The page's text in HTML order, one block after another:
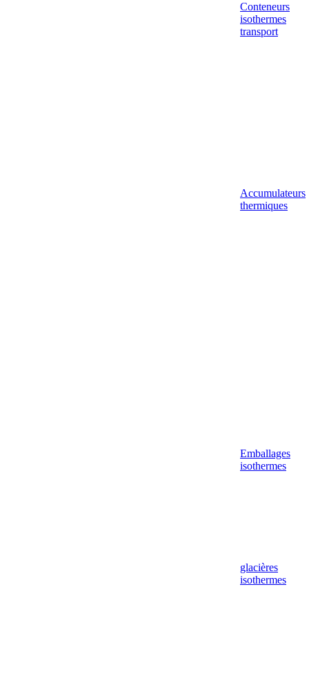
Conteneurs
isothermes
transport
Accumulateurs
thermiques
Emballages
isothermes
glacières
isothermes